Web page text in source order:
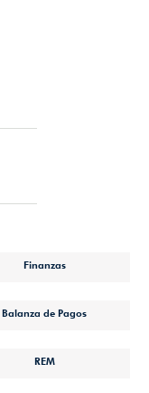
Finanzas
Balanza de Pagos
REM